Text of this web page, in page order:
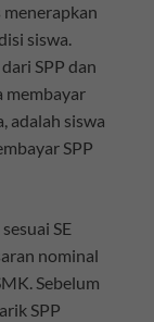
siswa.
SPP dan
membayar
adalah siswa
SPP
SE
nominal
Sebelum
SPP